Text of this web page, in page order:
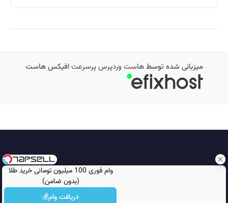
وام فوری 100 میلیون تومانی خرید طلا
(بدون ضامن)
دریافت وام💰
میزبانی شده توسطهاست وردپرس پرسرعتافیکس هاست
تمامی حقوق محفوظ است © 2026
مجله نورگرام